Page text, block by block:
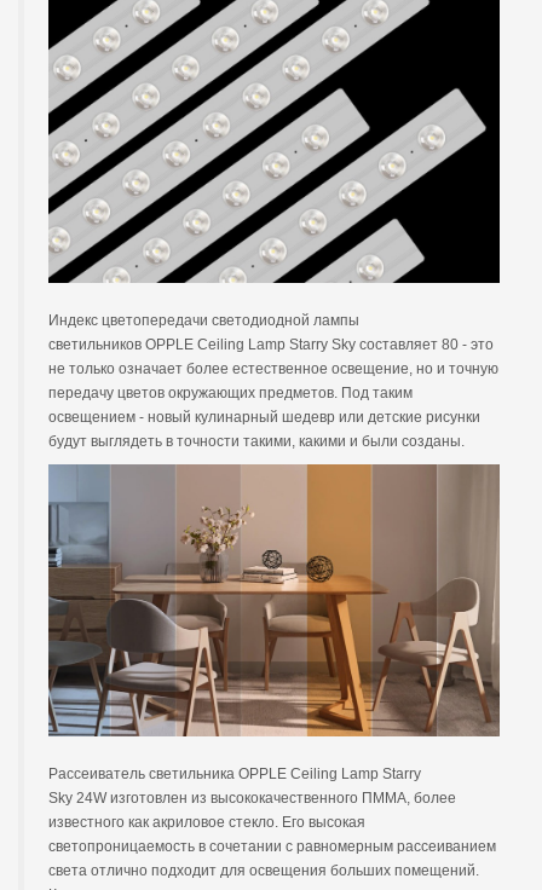
Индекс цветопередачи светодиодной лампы
светильников OPPLE Ceiling Lamp Starry Sky составляет 80 - это
не только означает более естественное освещение, но и точную
передачу цветов окружающих предметов. Под таким
освещением - новый кулинарный шедевр или детские рисунки
будут выглядеть в точности такими, какими и были созданы.
Рассеиватель светильника OPPLE Ceiling Lamp Starry
Sky 24Wизготовлен из высококачественного ПММА, более
известного как акриловое стекло. Его высокая
светопроницаемость в сочетании с равномерным рассеиванием
света отлично подходит для освещения больших помещений.